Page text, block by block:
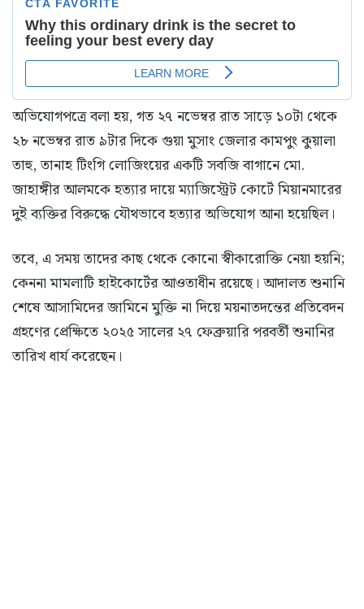
অভিযোগপত্রে বলা হয়, গত ২৭ নভেম্বর রাত সাড়ে ১০টা থেকে
২৮ নভেম্বর রাত ৯টার দিকে গুয়া মুসাং জেলার কামপুং কুয়ালা
তাহু, তানাহ টিংগি লোজিংয়ের একটি সবজি বাগানে মো.
জাহাঙ্গীর আলমকে হত্যার দায়ে ম্যাজিস্ট্রেট কোর্টে মিয়ানমারের
দুই ব্যক্তির বিরুদ্ধে যৌথভাবে হত্যার অভিযোগ আনা হয়েছিল।
তবে, এ সময় তাদের কাছ থেকে কোনো স্বীকারোক্তি নেয়া হয়নি;
কেননা মামলাটি হাইকোর্টের আওতাধীন রয়েছে। আদালত শুনানি
শেষে আসামিদের জামিনে মুক্তি না দিয়ে ময়নাতদন্তের প্রতিবেদন
গ্রহণের প্রেক্ষিতে ২০২৫ সালের ২৭ ফেব্রুয়ারি পরবর্তী শুনানির
তারিখ ধার্য করেছেন।